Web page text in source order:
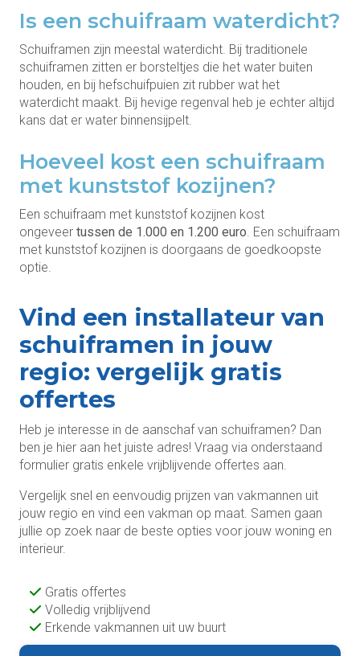
Is een schuifraam waterdicht?
Schuiframen zijn meestal waterdicht. Bij traditionele
schuiframen zitten er borsteltjes die het water buiten
houden, en bij hefschuifpuien zit rubber wat het
waterdicht maakt. Bij hevige regenval heb je echter altijd
kans dat er water binnensijpelt.
Hoeveel kost een schuifraam
met kunststof kozijnen?
Een schuifraam met kunststof kozijnen kost
ongeveer tussen de 1.000 en 1.200 euro. Een schuifraam
met kunststof kozijnen is doorgaans de goedkoopste
optie.
Vind een installateur van
schuiframen in jouw
regio: vergelijk gratis
offertes
Heb je interesse in de aanschaf van schuiframen? Dan
ben je hier aan het juiste adres! Vraag via onderstaand
formulier gratis enkele vrijblijvende offertes aan.
Vergelijk snel en eenvoudig prijzen van vakmannen uit
jouw regio en vind een vakman op maat. Samen gaan
jullie op zoek naar de beste opties voor jouw woning en
interieur.
Gratis offertes
Volledig vrijblijvend
Erkende vakmannen uit uw buurt